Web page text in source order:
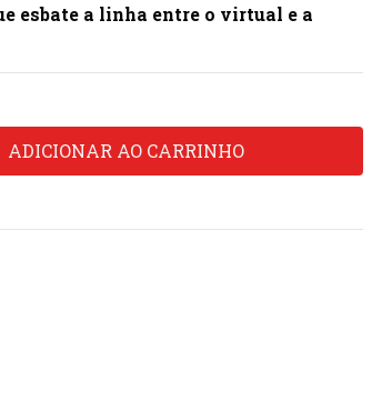
esbate a linha entre o virtual e a